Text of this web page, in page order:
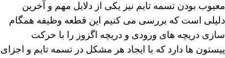
معیوب بودن تسمه تایم نیز یکی از دلایل مهم و آخرین
دلیلی است که بررسی می کنیم این قطعه وظیفه همگام
سازی دریچه های ورودی و دریچه اگزوز را با حرکت
پیستون ها دارد که با ایجاد هر مشکل در تسمه تایم و اجزای